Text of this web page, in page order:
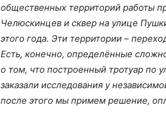
общественных территорий работы
Челюскинцев и сквер на улице
этого года. Эти территории –
Есть, конечно, определённые
о том, что построенный тротуар по
заказали исследования у
после этого мы примем решение,